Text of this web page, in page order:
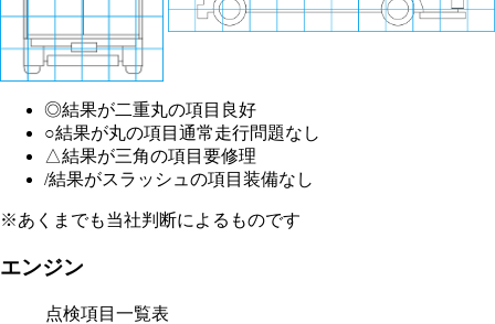
◎結果が二重丸の項目 良好
○結果が丸の項目 通常走行問題なし
△結果が三角の項目 要修理
/結果がスラッシュの項目 装備なし
※あくまでも当社判断によるものです
エンジン
点検項目一覧表